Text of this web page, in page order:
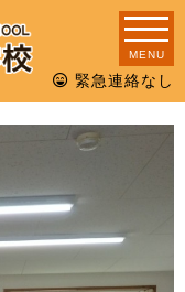
MENU
緊急連絡なし